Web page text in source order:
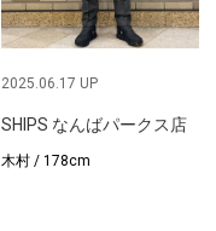
2025.06.17 UP
SHIPS なんばパークス店
木村 / 178cm